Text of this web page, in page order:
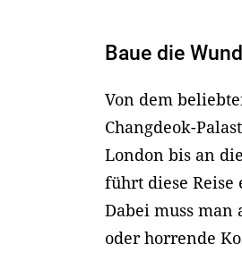
Baue die
Von dem
Changdeok-
London bis an
führt diese Reise
Dabei muss man
oder horrende